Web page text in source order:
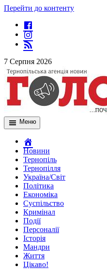
Перейти до контенту
7 Серпня 2026
Меню
Новини
Тернопіль
Тернопілля
Україна/Світ
Політика
Економіка
Суспільство
Кримінал
Події
Персоналії
Історія
Мандри
Життя
Цікаво!